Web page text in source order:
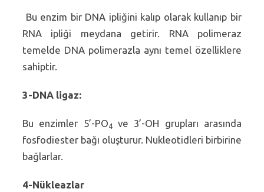
Bu enzim bir DNA ipliğini kalıp olarak kullanıp bir
RNA ipliği meydana getirir. RNA polimeraz
temelde DNA polimerazla aynı temel özelliklere
sahiptir.
3-DNA ligaz:
Bu enzimler 5’-PO4
ve 3’-OH grupları arasında
fosfodiester bağı oluşturur. Nukleotidleri birbirine
bağlarlar.
4-Nükleazlar